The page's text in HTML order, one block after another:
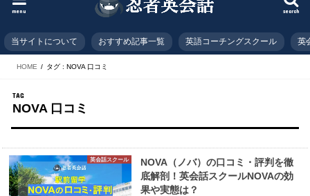
search
menu
当サイトについて おすすめ記事一覧 英語コーチングスクール 英
HOME タグ : NOVA 口コミ
TAG
NOVA 口コミ
英会話スクール
NOVA（ノバ）の口コミ・評判を徹
底解剖！英会話スクールNOVAの効
果や実態は？